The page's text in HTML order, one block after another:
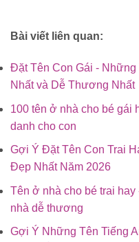
Bài viết liên quan:
Đặt Tên Con Gái -
Nhất và Dễ Thương Nhất
100 tên ở nhà cho bé gái
danh cho con
Gợi Ý Đặt Tên Con Trai
Đẹp Nhất Năm 2026
Tên ở nhà cho bé trai hay
nhà dễ thương
Gợi Ý Những Tên Tiếng